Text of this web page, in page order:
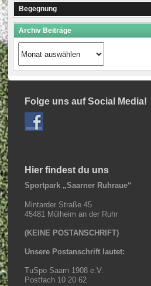
Begegnung
Archiv Beiträge
Archiv
Beiträge
Folge uns auf Social Media!
Hier findest du uns
Sportpark „Saarner Ruhraue“
Mintarder Straße 45
45481 Mülheim an der Ruhr
(KEINE POSTANSCHRIFT)
Unsere Postanschrift lautet:
TuSpo Saarn 1908 e.V.
Postfach 10 20 62